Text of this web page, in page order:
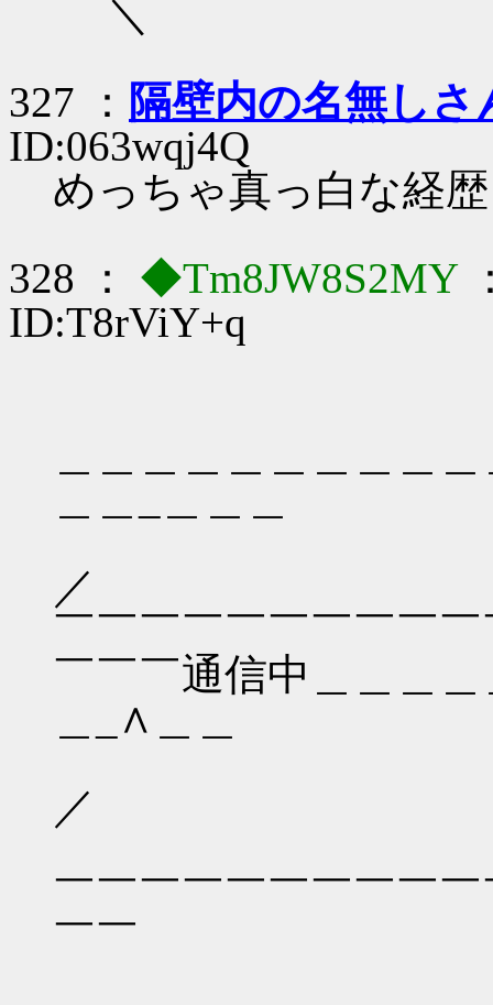
＼
327 ： 隔壁内の名無しさ
ID:063wqj4Q
めっちゃ真っ白な経歴
328 ：
◆Tm8JW8S2MY
ID:T8rViY+q
／
￣￣￣￣￣￣￣￣￣
￣￣￣通信中＿＿＿
＿_∧＿＿
／
￣￣￣￣￣￣￣￣￣
￣￣